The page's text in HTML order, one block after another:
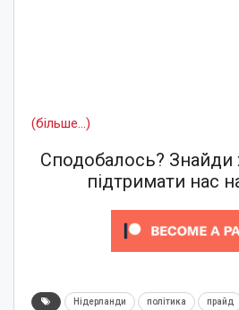
(більше…)
Сподобалось? Знайди
підтримати нас
Нідерланди політика прайд